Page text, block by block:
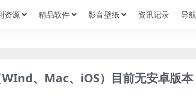
资源 精品软件 影音壁纸 资讯记录 导航
、Mac、iOS）目前无安卓版本